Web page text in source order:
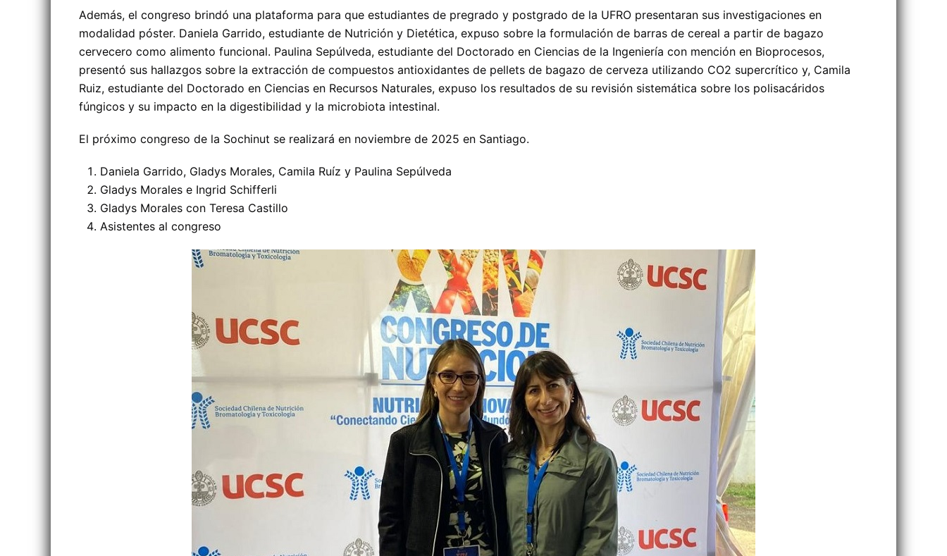
Además, el congreso brindó una plataforma para que estudiantes de pregrado y postgrado de la UFRO presentaran sus investigaciones en
modalidad póster. Daniela Garrido, estudiante de Nutrición y Dietética, expuso sobre la formulación de barras de cereal a partir de bagazo
cervecero como alimento funcional. Paulina Sepúlveda, estudiante del Doctorado en Ciencias de la Ingeniería con mención en Bioprocesos,
presentó sus hallazgos sobre la extracción de compuestos antioxidantes de pellets de bagazo de cerveza utilizando CO2 supercrítico y, Camila
Ruiz, estudiante del Doctorado en Ciencias en Recursos Naturales, expuso los resultados de su revisión sistemática sobre los polisacáridos
fúngicos y su impacto en la digestibilidad y la microbiota intestinal.
El próximo congreso de la Sochinut se realizará en noviembre de 2025 en Santiago.
Daniela Garrido, Gladys Morales, Camila Ruíz y Paulina Sepúlveda
Gladys Morales e Ingrid Schifferli
Gladys Morales con Teresa Castillo
Asistentes al congreso